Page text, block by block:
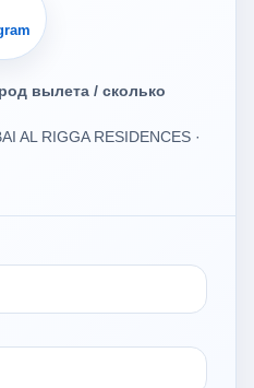
вылета / сколько
AL RIGGA RESIDENCES ·